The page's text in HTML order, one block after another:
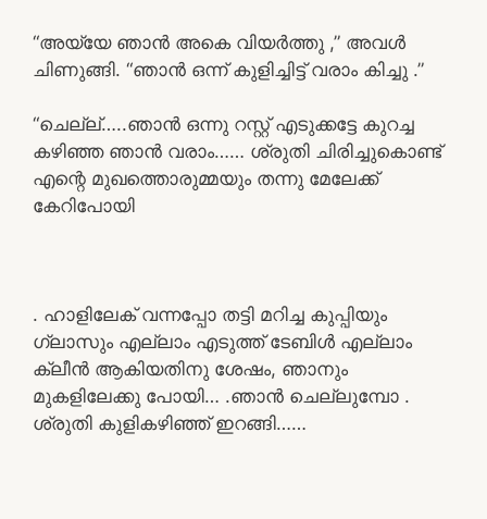
“അയ്യേ ഞാൻ അകെ വിയർത്തു ,” അവൾ
ചിണുങ്ങി. “ഞാൻ ഒന്ന് കുളിച്ചിട്ട് വരാം കിച്ചു .”
“ചെല്ല്…..ഞാൻ ഒന്നു റസ്റ്റ് എടുക്കട്ടേ കുറച്ച
കഴിഞ്ഞ ഞാൻ വരാം…… ശ്രുതി ചിരിച്ചുകൊണ്ട്
എന്റെ മുഖത്തൊരുമ്മയും തന്നു മേലേക്ക്
കേറിപോയി
. ഹാളിലേക് വന്നപ്പോ തട്ടി മറിച്ച കുപ്പിയും
ഗ്ലാസും എല്ലാം എടുത്ത് ടേബിൾ എല്ലാം
ക്ലീൻ ആകിയതിനു ശേഷം, ഞാനും
മുകളിലേക്കു പോയി… .ഞാൻ ചെല്ലുമ്പോ .
ശ്രുതി കുളികഴിഞ്ഞ് ഇറങ്ങി……